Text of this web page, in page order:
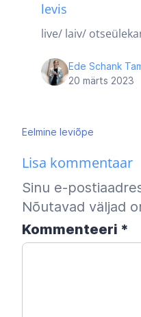
levis
live/ laiv/
Ede Schank
20 märts 2023
Navigeerimine
Eelmine leviõpe
Lisa kommentaar
Sinu e-
Nõutavad väljad
Kommenteeri *